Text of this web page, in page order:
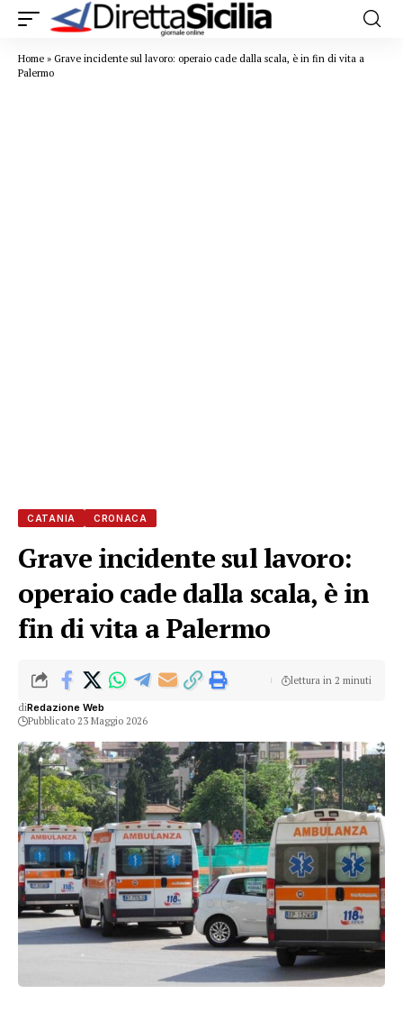
Home » Grave incidente sul lavoro: operaio cade dalla scala, è in fin di vita a
Palermo
CATANIA CRONACA
Grave incidente sul lavoro:
operaio cade dalla scala, è in
fin di vita a Palermo
diRedazione Web
Pubblicato 23 Maggio 2026
lettura in 2 minuti